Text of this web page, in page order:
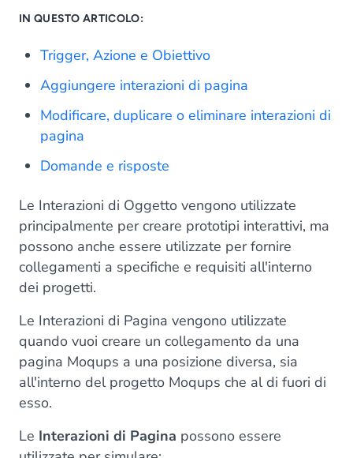
IN QUESTO ARTICOLO:
Trigger, Azione e Obiettivo
Aggiungere interazioni di pagina
Modificare, duplicare o eliminare interazioni di
pagina
Domande e risposte
Le Interazioni di Oggetto vengono utilizzate
principalmente per creare prototipi interattivi, ma
possono anche essere utilizzate per fornire
collegamenti a specifiche e requisiti all'interno
dei progetti.
Le Interazioni di Pagina vengono utilizzate
quando vuoi creare un collegamento da una
pagina Moqups a una posizione diversa, sia
all'interno del progetto Moqups che al di fuori di
esso.
Le Interazioni di Pagina possono essere